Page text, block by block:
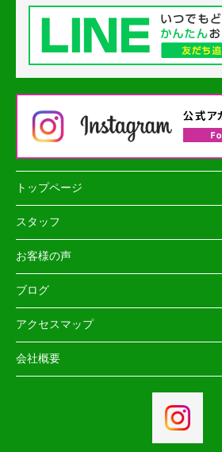
トップページ
スタッフ
お客様の声
ブログ
アクセスマップ
会社概要